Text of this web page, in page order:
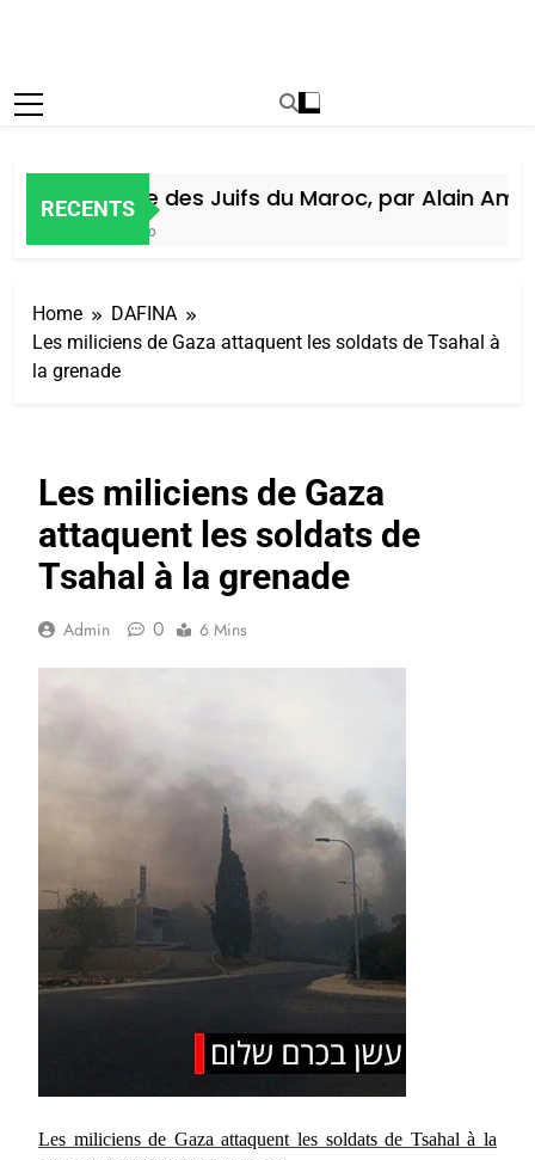
RECENTS
Histoire des Juifs du Maroc, par Alain Amiel
Home
DAFINA
Les miliciens de Gaza attaquent les soldats de Tsahal à
la grenade
Les miliciens de Gaza
attaquent les soldats de
Tsahal à la grenade
Admin 0 6 Mins
Les miliciens de Gaza attaquent les soldats de Tsahal à la